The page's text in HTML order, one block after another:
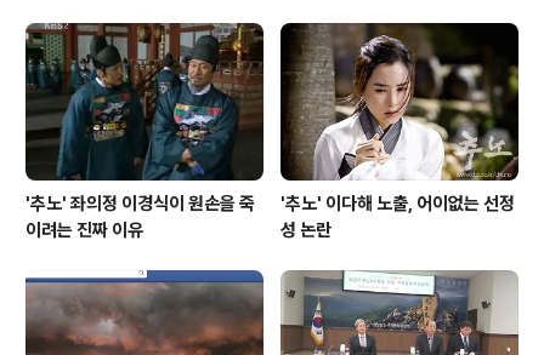
'추노' 좌의정 이경식이 원손을 죽
이려는 진짜 이유
'추노' 이다해 노출, 어이없는 선정
성 논란